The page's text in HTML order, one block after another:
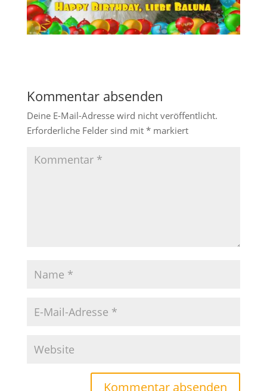
Kommentar absenden
Deine E-Mail-Adresse wird nicht veröffentlicht.
Erforderliche Felder sind mit *markiert